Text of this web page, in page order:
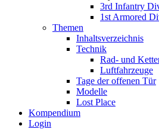
3rd Infantry
1st Armored
Themen
Inhaltsverzeichnis
Technik
Rad- und
Luftfahrzeuge
Tage der offenen Tür
Modelle
Lost Place
Kompendium
Login